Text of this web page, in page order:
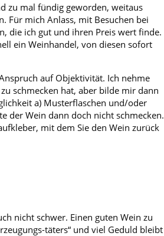
zu mal fündig geworden, weitaus
Für mich Anlass, mit Besuchen bei
die ich gut und ihren Preis wert finde.
ein Weinhandel, von diesen sofort
auf Objektivität. Ich nehme
schmecken hat, aber bilde mir dann
a) Musterflaschen und/oder
der Wein dann doch nicht schmecken.
mit dem Sie den Wein zurück
nicht schwer. Einen guten Wein zu
täters“ und viel Geduld bleibt